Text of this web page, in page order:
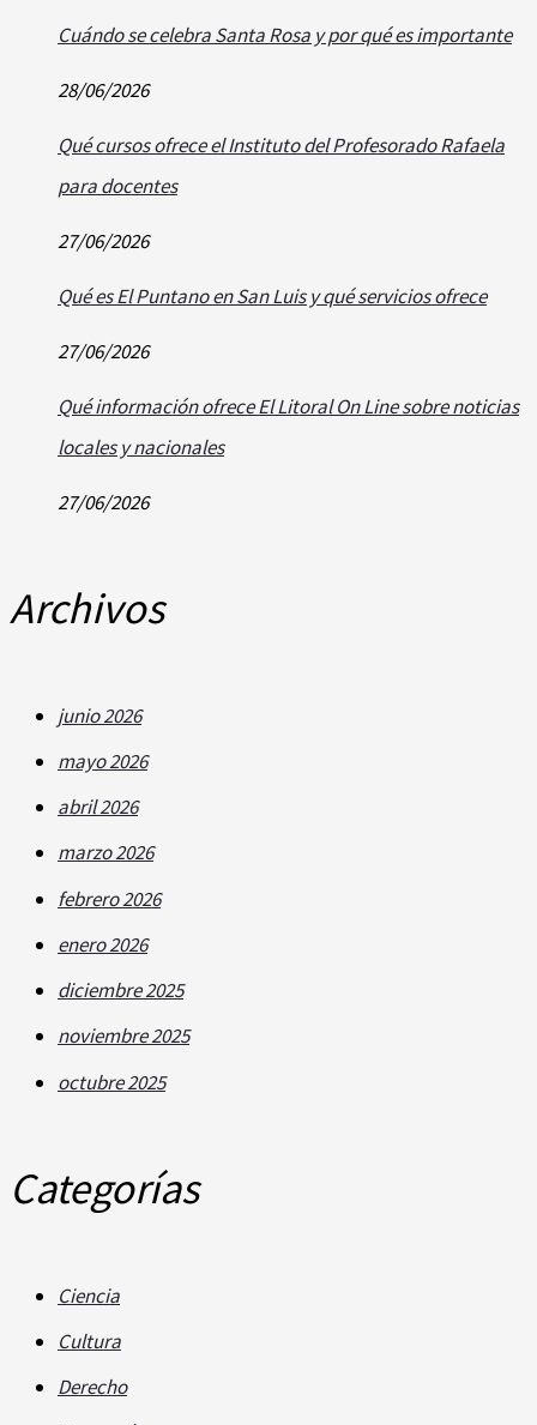
Cuándo se celebra Santa Rosa y por qué es importante
28/06/2026
Qué cursos ofrece el Instituto del Profesorado Rafaela
para docentes
27/06/2026
Qué es El Puntano en San Luis y qué servicios ofrece
27/06/2026
Qué información ofrece El Litoral On Line sobre noticias
locales y nacionales
27/06/2026
Archivos
junio 2026
mayo 2026
abril 2026
marzo 2026
febrero 2026
enero 2026
diciembre 2025
noviembre 2025
octubre 2025
Categorías
Ciencia
Cultura
Derecho